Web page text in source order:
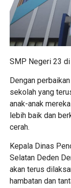
SMP Negeri 23
Dengan
sekolah yang
anak-anak
lebih baik dan
cerah.
Kepala Dinas
Selatan Deden
akan terus
hambatan dan